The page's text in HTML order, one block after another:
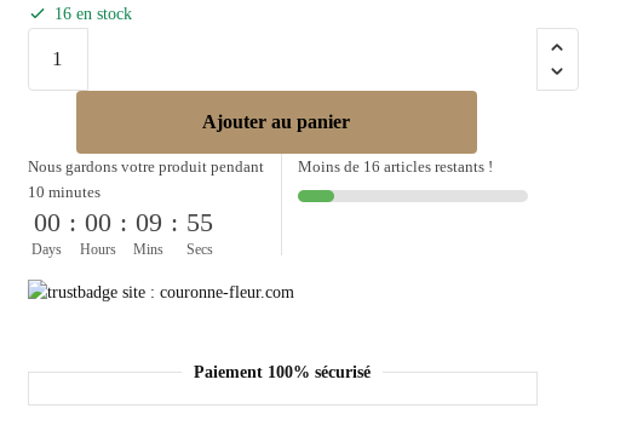
16 en stock
Ajouter au panier
Nous gardons votre produit pendant
10 minutes
00
Days
: 00
Hours
: 09
Mins
: 55
Secs
Moins de 16 articles restants !
Paiement 100% sécurisé